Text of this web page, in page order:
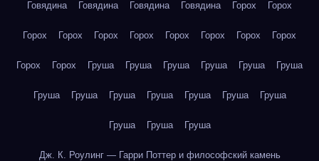
Говядина Говядина Говядина Говядина Горох Горох
Горох Горох Горох Горох Горох Горох Горох Горох
Горох Горох Груша Груша Груша Груша Груша Груша
Груша Груша Груша Груша Груша Груша Груша
Груша Груша Груша
Дж. К. Роулинг — Гарри Поттер и философский камень